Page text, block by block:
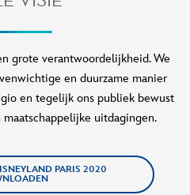
grote verantwoordelijkheid. We
en duurzame manier
en tegelijk ons publiek bewust
uitdagingen.
PARIS 2020